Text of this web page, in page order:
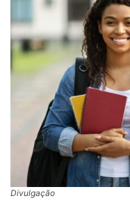
Divulgação